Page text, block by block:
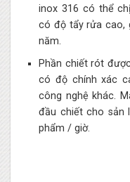
inox 316 có thể
có độ tẩy rửa cao,
năm.
Phần chiết rót
có độ chính xác
công nghệ khác.
đầu chiết cho sản
phẩm / giờ.